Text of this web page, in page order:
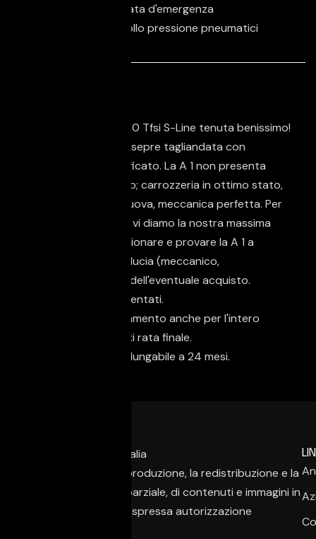
Sistema di chiamata d'emergenza
Sistema di controllo pressione pneumatici
Audi A 1 Sportback 30 Tfsi S-Line tenuta benissimo!
Unico proprietario e sepre tagliandata con
chilometraggio certificato. La A 1 non presenta
nessun tipo di difetto; carrozzeria in ottimo stato,
tappezzeria come nuova, meccanica perfetta. Per
la vostra tranquillita' vi diamo la nostra massima
disponibilita' a far visionare e provare la A 1 a
persone di vostra fiducia (meccanico,
carrozziere.....)prima dell'eventuale acquisto.
Guidabile da Neopatentati.
Possibilita' di finanziamento anche per l'intero
importo e/o con maxi rata finale.
Garanzia 12 mesi prolungabile a 24 mesi.
È vietata la copia, la riproduzione, la redistribuzione e la
pubblicazione, anche parziale, di contenuti e immagini in
qualsiasi forma, salvo espressa autorizzazione